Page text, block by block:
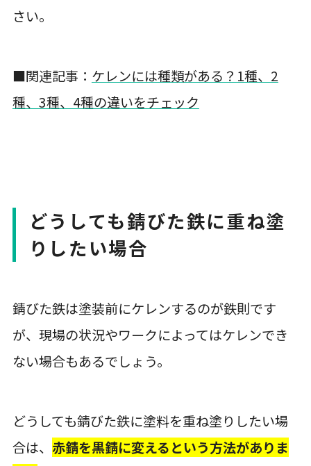
さい。
■関連記事： ケレンには種類がある？1種、2
種、3種、4種の違いをチェック
どうしても錆びた鉄に重ね塗
りしたい場合
錆びた鉄は塗装前にケレンするのが鉄則です
が、現場の状況やワークによってはケレンでき
ない場合もあるでしょう。
どうしても錆びた鉄に塗料を重ね塗りしたい場
合は、 赤錆を黒錆に変えるという方法がありま